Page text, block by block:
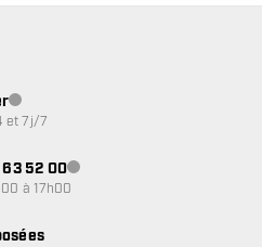
Service client indisponible
et 7j/7
63 52 00Service client indisponible
à 17h00